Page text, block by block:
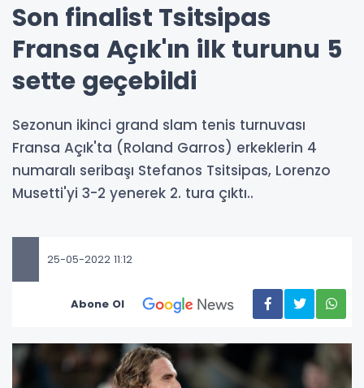
Son finalist Tsitsipas
Fransa Açık'ın ilk turunu 5
sette geçebildi
Sezonun ikinci grand slam tenis turnuvası
Fransa Açık'ta (Roland Garros) erkeklerin 4
numaralı seribaşı Stefanos Tsitsipas, Lorenzo
Musetti'yi 3-2 yenerek 2. tura çıktı..
25-05-2022 11:12
Abone Ol